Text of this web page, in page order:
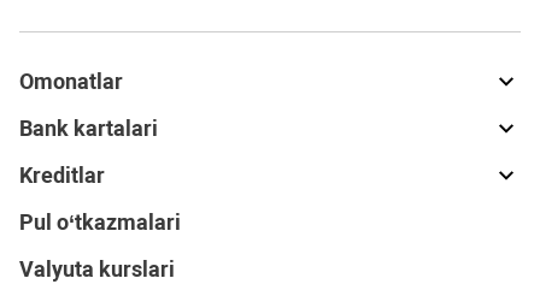
Omonatlar
Bank kartalari
Kreditlar
Pul o‘tkazmalari
Valyuta kurslari